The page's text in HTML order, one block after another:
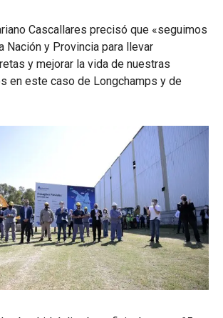
Cascallares precisó que «seguimos
Nación y Provincia para llevar
y mejorar la vida de nuestras
en este caso de Longchamps y de